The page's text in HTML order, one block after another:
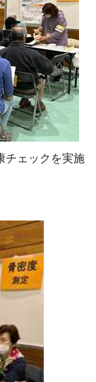
ェックを実施